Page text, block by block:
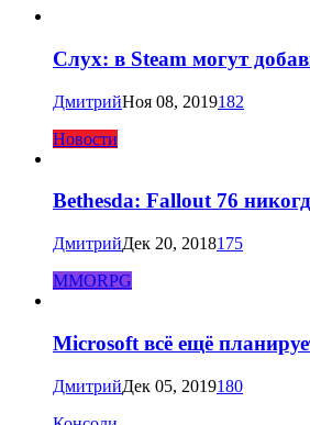
Слух: в Steam могут
ДмитрийНоя 08, 2019182
Новости
Bethesda: Fallout 76
ДмитрийДек 20, 2018175
MMORPG
Microsoft всё ещё
ДмитрийДек 05, 2019180